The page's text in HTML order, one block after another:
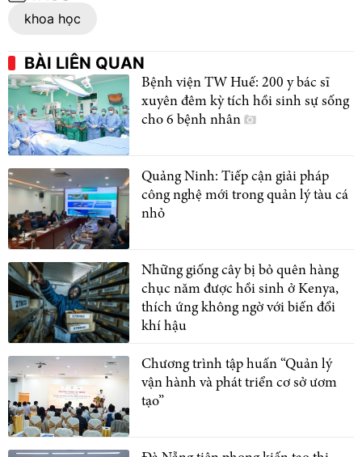
khoa học
BÀI LIÊN QUAN
Bệnh viện TW Huế: 200 y bác sĩ
xuyên đêm kỳ tích hồi sinh sự sống
cho 6 bệnh nhân
Quảng Ninh: Tiếp cận giải pháp
công nghệ mới trong quản lý tàu cá
nhỏ
Những giống cây bị bỏ quên hàng
chục năm được hồi sinh ở Kenya,
thích ứng không ngờ với biến đổi
khí hậu
Chương trình tập huấn “Quản lý
vận hành và phát triển cơ sở ươm
tạo”